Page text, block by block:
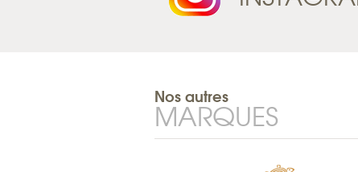
Nos autres
MARQUES